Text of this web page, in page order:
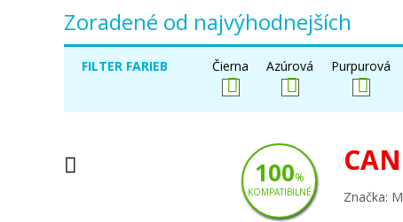
Zoradené od najvýhodnejších
FILTER FARIEB Čierna Azúrová Purpurová
Značka:
100%
KOMPATIBILNÉ